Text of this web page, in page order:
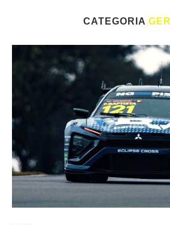
CATEGORIA